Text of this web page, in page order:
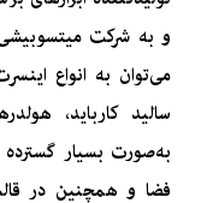
و به شرکت
می‌توان به انواع
سالید کارباید،
به‌صورت بسیار
فضا و همچنین در